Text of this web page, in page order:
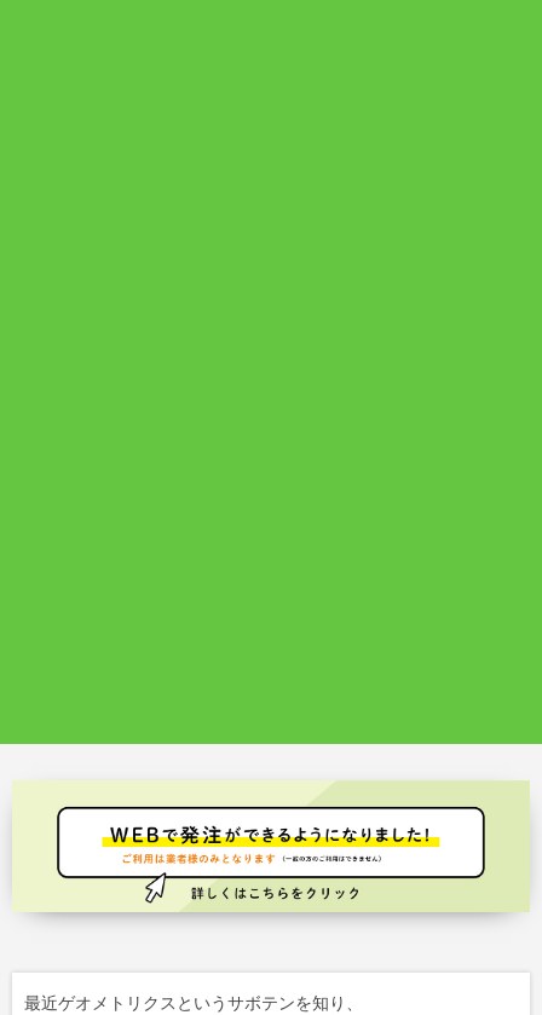
最近ゲオメトリクスというサボテンを知り、